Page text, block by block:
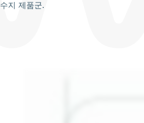
수지 제품군.